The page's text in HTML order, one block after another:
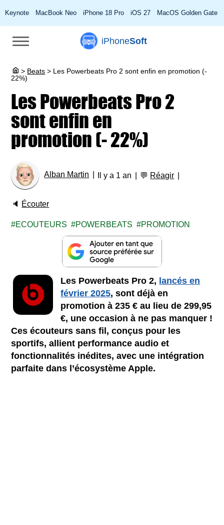
Keynote MacBook Neo iPhone 18 Pro iOS 27 MacOS Golden Gate
iPhoneSoft
> Beats > Les Powerbeats Pro 2 sont enfin en promotion (-
22%)
Les Powerbeats Pro 2
sont enfin en
promotion (- 22%)
Alban Martin Il y a 1 an 💬 Réagir
🔈 Écouter
ECOUTEURS POWERBEATS PROMOTION
Les Powerbeats Pro 2, lancés en
février 2025, sont déjà en
promotion à 235 € au lieu de 299,95
€, une occasion à ne pas manquer !
Ces écouteurs sans fil, conçus pour les
sportifs, allient performance audio et
fonctionnalités inédites, avec une intégration
parfaite dans l’écosystème Apple.